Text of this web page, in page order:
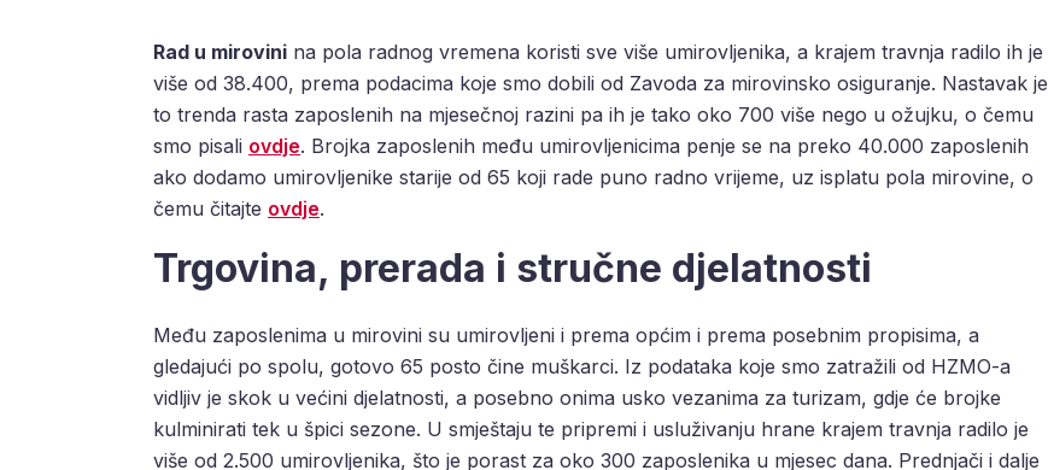
Rad u mirovini na pola radnog vremena koristi sve više umirovljenika, a krajem travnja radilo ih je
više od 38.400, prema podacima koje smo dobili od Zavoda za mirovinsko osiguranje. Nastavak je
to trenda rasta zaposlenih na mjesečnoj razini pa ih je tako oko 700 više nego u ožujku, o čemu
smo pisali ovdje. Brojka zaposlenih među umirovljenicima penje se na preko 40.000 zaposlenih
ako dodamo umirovljenike starije od 65 koji rade puno radno vrijeme, uz isplatu pola mirovine, o
čemu čitajte ovdje.
Trgovina, prerada i stručne djelatnosti
Među zaposlenima u mirovini su umirovljeni i prema općim i prema posebnim propisima, a
gledajući po spolu, gotovo 65 posto čine muškarci. Iz podataka koje smo zatražili od HZMO-a
vidljiv je skok u većini djelatnosti, a posebno onima usko vezanima za turizam, gdje će brojke
kulminirati tek u špici sezone. U smještaju te pripremi i usluživanju hrane krajem travnja radilo je
više od 2.500 umirovljenika, što je porast za oko 300 zaposlenika u mjesec dana. Prednjači i dalje